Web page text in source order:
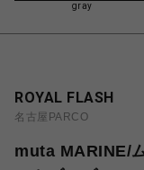
gray
ROYAL FLASH
名古屋PARCO
muta MARINE/